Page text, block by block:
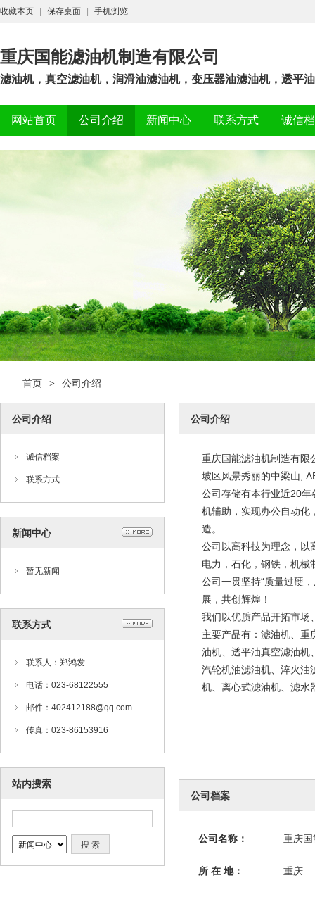
收藏本页 保存桌面 手机浏览
重庆国能滤油机制造有限公司
滤油机，真空滤油机，润滑油滤油机，变压器油滤油机，透平
网站首页 公司介绍 新闻中心 联系方式 诚信
首页 > 公司介绍
公司介绍
诚信档案
联系方式
新闻中心
暂无新闻
联系方式
联系人：郑鸿发
电话：023-68122555
邮件：402412188@qq.com
传真：023-86153916
站内搜索
公司介绍
重庆国能滤油机制造有限
坡区风景秀丽的中梁山,
公司存储有本行业近20
机辅助，实现办公自动化
造。
公司以高科技为理念，以
电力，石化，钢铁，机械
公司一贯坚持“质量过硬
展，共创辉煌！
我们以优质产品开拓市场
主要产品有：滤油机、重
油机、透平油真空滤油机
汽轮机油滤油机、淬火油
机、离心式滤油机、滤水
公司档案
公司名称： 重庆
所 在 地： 重庆